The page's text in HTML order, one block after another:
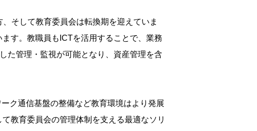
そして教育委員会は転換期を迎えていま
す。教職員もICTを活用することで、業務
た管理・監視が可能となり、資産管理を含
ク通信基盤の整備など教育環境はより発展
教育委員会の管理体制を支える最適なソリ